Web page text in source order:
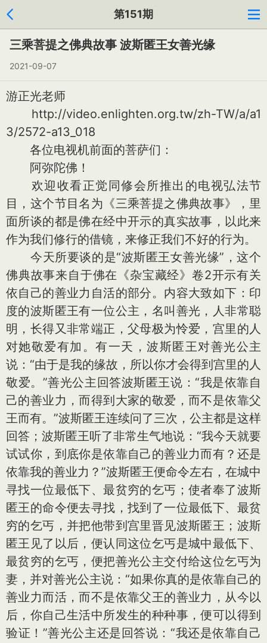
第151期
三乘菩提之佛典故事 波斯匿王女善光缘
2021-09-07
游正光老师
http://video.enlighten.org.tw/zh-TW/a/a1
3/2572-a13_018
各位电视机前面的菩萨们：
阿弥陀佛！
欢迎收看正觉同修会所推出的电视弘法节
目，这个节目名为《三乘菩提之佛典故事》，里
面所谈的都是佛在经中开示的真实故事，以此来
作为我们修行的借镜，来修正我们不好的行为。
今天所要谈的是“波斯匿王女善光缘”，这个
佛典故事来自于佛在《杂宝藏经》卷2开示有关
依自己的善业力自活的部分。内容大致如下：印
度的波斯匿王有一位公主，名叫善光，人非常聪
明，长得又非常端正，父母极为怜爱，宫里的人
对她敬爱有加。有一天，波斯匿王对善光公主
说：“由于是我的缘故，所以你才会得到宫里的人
敬爱。”善光公主回答波斯匿王说：“我是依靠自
己的善业力，而得到大家的敬爱，而不是依靠父
王而有。”波斯匿王连续问了三次，公主都是这样
回答；波斯匿王听了非常生气地说：“我今天就要
试试你，到底你是依靠自己的善业力而有？还是
依靠我的善业力？”波斯匿王便命令左右，在城中
寻找一位最低下、最贫穷的乞丐；使者奉了波斯
匿王的命令便去寻找，找到了一位最低下、最贫
穷的乞丐，并把他带到宫里晋见波斯匿王；波斯
匿王见了以后，便认同这位乞丐是城中最低下、
最贫穷的乞丐，便把善光公主交付给这位乞丐为
妻，并对善光公主说：“如果你真的是依靠自己的
善业力而活，而不是依靠父王的善业力，从今以
后，你自己生活中所发生的种种事，便可以得到
验证！”善光公主还是回答说：“我还是依靠自己